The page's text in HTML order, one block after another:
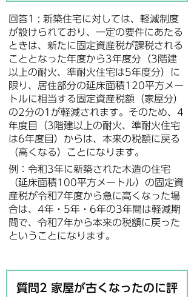
回答1 : 新築住宅に対しては、軽減制度
が設けられており、一定の要件にあたる
ときは、新たに固定資産税が課税される
こととなった年度から3年度分（3階建
以上の耐火、準耐火住宅は5年度分）に
限り、居住部分の延床面積120平方メー
トルに相当する固定資産税額（家屋分）
の2分の1が軽減されます。そのため、4
年度目（3階建以上の耐火、準耐火住宅
は6年度目）からは、本来の税額に戻る
（高くなる）ことになります。
例：令和3年に新築された木造の住宅
（延床面積100平方メートル）の固定資
産税が令和7年度から急に高くなった場
合は、4年・5年・6年の3年間は軽減期
間で、令和7年から本来の税額に戻った
ということになります。
質問2 家屋が古くなったのに評